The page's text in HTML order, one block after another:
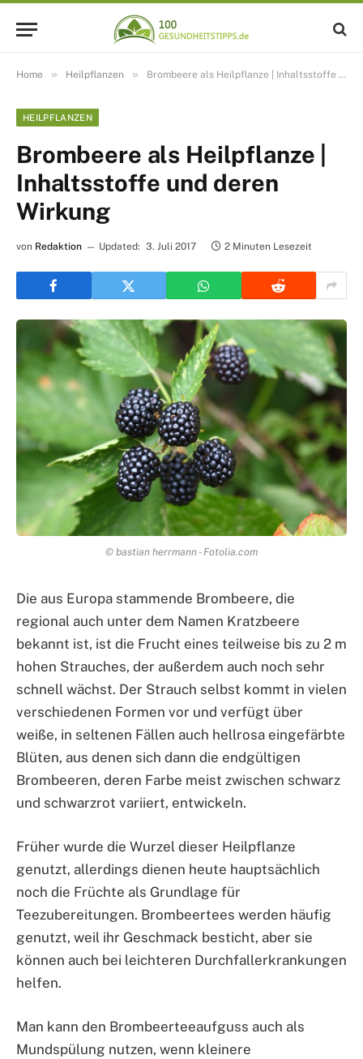
Home » Heilpflanzen » Brombeere als Heilpflanze | Inhaltsstoffe und deren Wirkung
HEILPFLANZEN
Brombeere als Heilpflanze |
Inhaltsstoffe und deren
Wirkung
von Redaktion Updated: 3. Juli 2017 2 Minuten Lesezeit
© bastian herrmann - Fotolia.com
Die aus Europa stammende Brombeere, die
regional auch unter dem Namen Kratzbeere
bekannt ist, ist die Frucht eines teilweise bis zu 2 m
hohen Strauches, der außerdem auch noch sehr
schnell wächst. Der Strauch selbst kommt in vielen
verschiedenen Formen vor und verfügt über
weiße, in seltenen Fällen auch hellrosa eingefärbte
Blüten, aus denen sich dann die endgültigen
Brombeeren, deren Farbe meist zwischen schwarz
und schwarzrot variiert, entwickeln.
Früher wurde die Wurzel dieser Heilpflanze
genutzt, allerdings dienen heute hauptsächlich
noch die Früchte als Grundlage für
Teezubereitungen. Brombeertees werden häufig
genutzt, weil ihr Geschmack besticht, aber sie
können auch bei leichteren Durchfallerkrankungen
helfen.
Man kann den Brombeerteeaufguss auch als
Mundspülung nutzen, wenn kleinere